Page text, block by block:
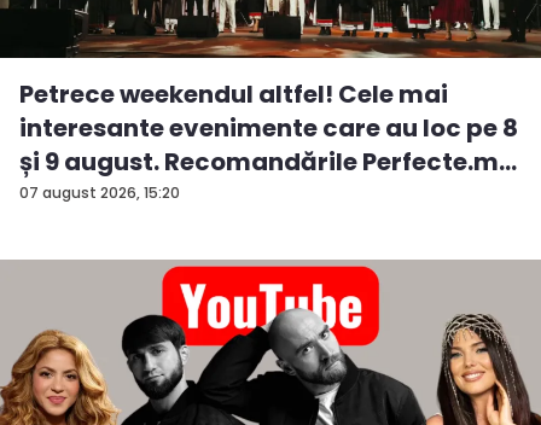
07 august 2026, 15:20
Petrece weekendul altfel! Cele mai
interesante evenimente care au loc pe 8
și 9 august. Recomandările Perfecte.m...